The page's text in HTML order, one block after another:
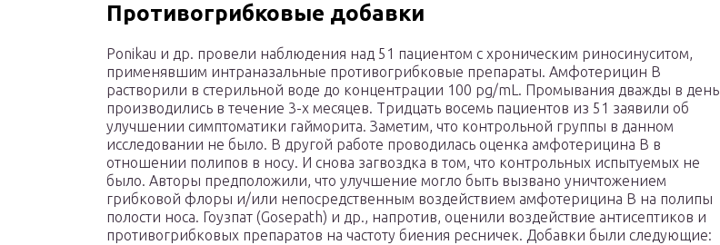
Противогрибковые добавки
Ponikau и др. провели наблюдения над 51 пациентом с хроническим риносинуситом,
применявшим интраназальные противогрибковые препараты. Амфотерицин В
растворили в стерильной воде до концентрации 100 pg/mL. Промывания дважды в день
производились в течение 3-х месяцев. Тридцать восемь пациентов из 51 заявили об
улучшении симптоматики гайморита. Заметим, что контрольной группы в данном
исследовании не было. В другой работе проводилась оценка амфотерицина В в
отношении полипов в носу. И снова загвоздка в том, что контрольных испытуемых не
было. Авторы предположили, что улучшение могло быть вызвано уничтожением
грибковой флоры и/или непосредственным воздействием амфотерицина В на полипы
полости носа. Гоузпат (Gosepath) и др., напротив, оценили воздействие антисептиков и
противогрибковых препаратов на частоту биения ресничек. Добавки были следующие: